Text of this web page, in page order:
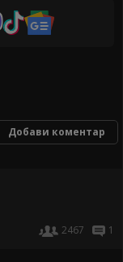
Добави коментар
2467
1